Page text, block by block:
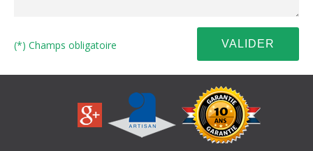
(*) Champs obligatoire